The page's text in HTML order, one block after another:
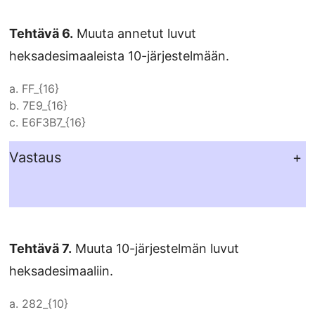
Tehtävä 6. Muuta annetut luvut
heksadesimaaleista 10-järjestelmään.
a. FF_{16}
b. 7E9_{16}
c. E6F3B7_{16}
Vastaus +
Tehtävä 7. Muuta 10-järjestelmän luvut
heksadesimaaliin.
a. 282_{10}